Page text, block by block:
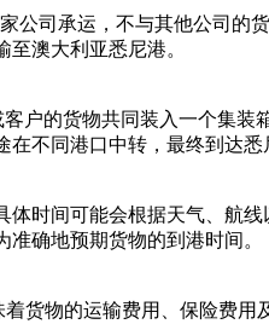
公司承运，不与其他公司
澳大利亚悉尼港。
客户的货物共同装入一个
不同港口中转，最终到达悉
时间可能会根据天气、航
确地预期货物的到港时间。
着货物的运输费用、保险